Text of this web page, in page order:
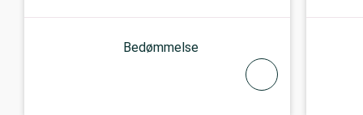
Bedømmelse